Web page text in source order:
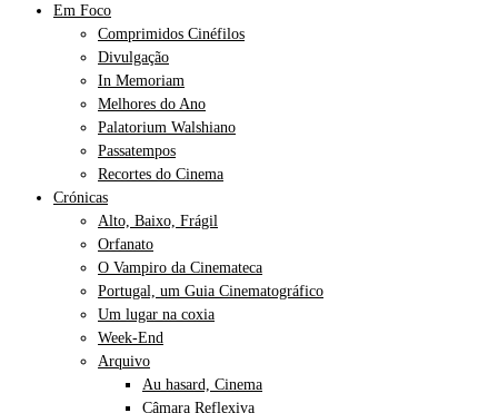
Em Foco
Comprimidos Cinéfilos
Divulgação
In Memoriam
Melhores do Ano
Palatorium Walshiano
Passatempos
Recortes do Cinema
Crónicas
Alto, Baixo, Frágil
Orfanato
O Vampiro da Cinemateca
Portugal, um Guia Cinematográfico
Um lugar na coxia
Week-End
Arquivo
Au hasard, Cinema
Câmara Reflexiva